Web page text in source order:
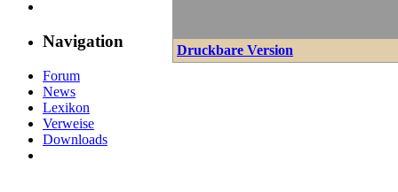
Navigation
Forum
News
Lexikon
Verweise
Downloads
Druckbare Version